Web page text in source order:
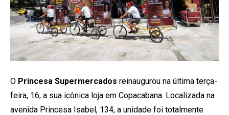
O Princesa Supermercados reinaugurou na última terça-
feira, 16, a sua icônica loja em Copacabana. Localizada na
avenida Princesa Isabel, 134, a unidade foi totalmente